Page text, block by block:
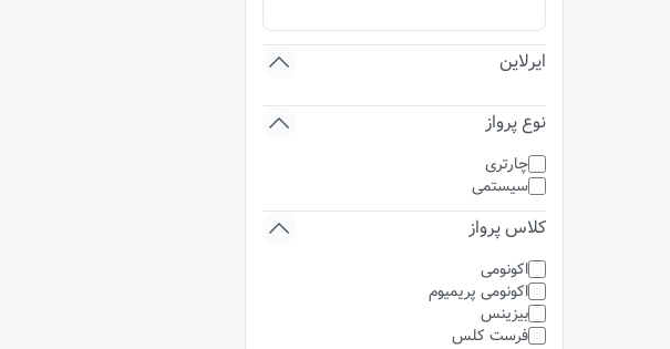
ایرلاین
نوع پرواز
چارتری
سیستمی
کلاس پرواز
اکونومی
اکونومی پریمیوم
بیزینس
فرست کلس